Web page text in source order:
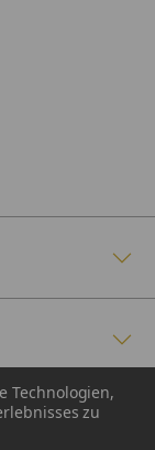
Technologien,
zu